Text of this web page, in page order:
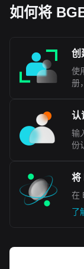
如何将
创
使
册
认
输
份
将
在
了